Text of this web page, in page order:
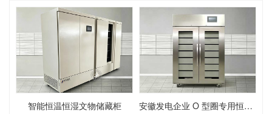
智能恒温恒湿文物储藏柜 安徽发电企业 O 型圈专用恒温恒湿储存柜